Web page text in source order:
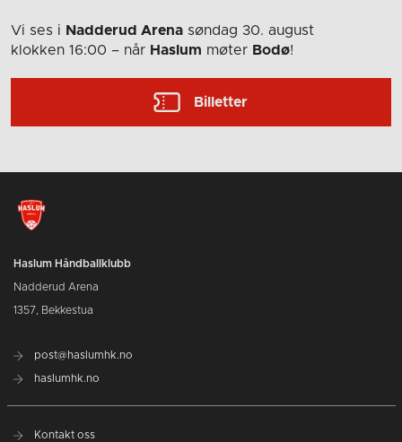
Vi ses i Nadderud Arena søndag 30. august
klokken 16:00 – når Haslum møter Bodø!
Billetter
Haslum Håndballklubb
Nadderud Arena
1357, Bekkestua
post@haslumhk.no
haslumhk.no
Kontakt oss